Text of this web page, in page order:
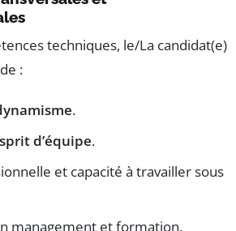
techniques, le/La candidat(e)
:
.
d’équipe.
et capacité à travailler sous
management et formation.